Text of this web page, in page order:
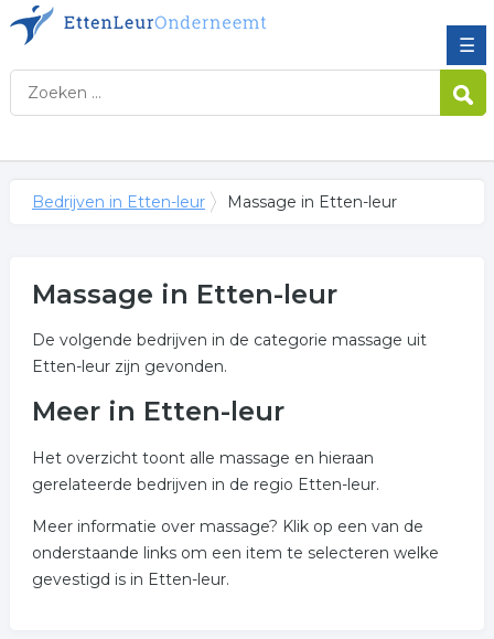
☰
Bedrijven in Etten-leur Massage in Etten-leur
Massage in Etten-leur
De volgende bedrijven in de categorie massage uit
Etten-leur zijn gevonden.
Meer in Etten-leur
Het overzicht toont alle massage en hieraan
gerelateerde bedrijven in de regio Etten-leur.
Meer informatie over massage? Klik op een van de
onderstaande links om een item te selecteren welke
gevestigd is in Etten-leur.